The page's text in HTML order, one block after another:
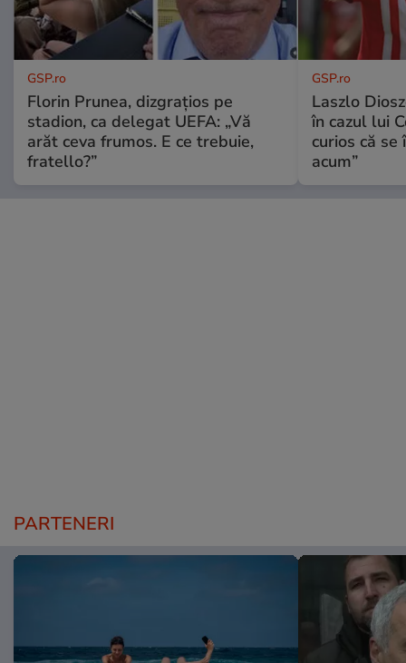
GSP.ro
Florin Prunea, dizgrațios pe
stadion, ca delegat UEFA: „Vă
arăt ceva frumos. E ce trebuie,
fratello?”
GSP.ro
Laszlo
în cazul lui
curios că
acum”
PARTENERI